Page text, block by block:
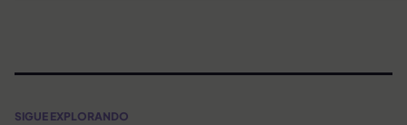
SIGUE EXPLORANDO